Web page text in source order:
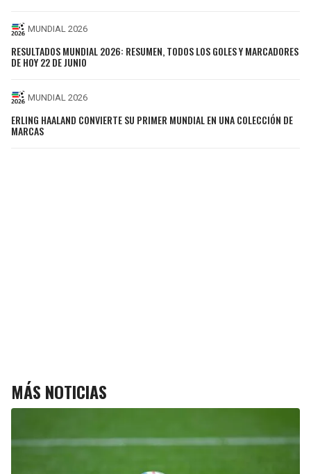
MUNDIAL 2026
RESULTADOS MUNDIAL 2026: RESUMEN, TODOS LOS GOLES Y MARCADORES
DE HOY 22 DE JUNIO
MUNDIAL 2026
ERLING HAALAND CONVIERTE SU PRIMER MUNDIAL EN UNA COLECCIÓN DE
MARCAS
MÁS NOTICIAS